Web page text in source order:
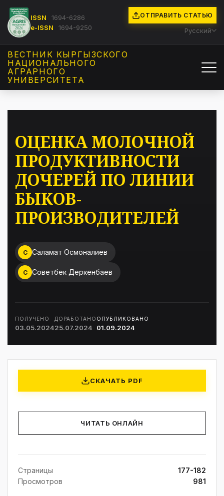
ISSN
1694-6286
e-ISSN
1694-9250
ОТПРАВИТЬ СТАТЬЮ
Русский
ВЕСТНИК КЫРГЫЗCКОГО
НАЦИОНАЛЬНОГО
АГРАРНОГО
УНИВЕРСИТЕТА
ОЦЕНКА МОЛОЧНОЙ
ПРОДУКТИВНОСТИ
ДОЧЕРЕЙ ПО ЛИНИИ
БЫКОВ-
ПРОИЗВОДИТЕЛЕЙ
С Саламат Осмоналиев
С Советбек Деркенбаев
ПОЛУЧЕНО
03.05.2024
ДОРАБОТАНО
25.07.2024
ОПУБЛИКОВАНО
01.09.2024
СКАЧАТЬ PDF
ЧИТАТЬ ОНЛАЙН
Страницы
177-182
Просмотров
981